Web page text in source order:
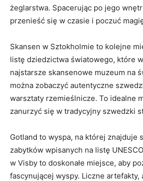
żeglarstwa. Spacerując po jego
przenieść‍ się ⁤w czasie ‌i poczuć​
Skansen w ⁢Sztokholmie​ to⁢ kolejne
listę dziedzictwa światowego,⁣ które
najstarsze skansenowe muzeum na⁣
można⁢ zobaczyć autentyczne
warsztaty rzemieślnicze. To idealne
zanurzyć się⁢ w‌ tradycyjny szwedzki
Gotland to ⁤wyspa, ‌na⁢ której znajduje
zabytków wpisanych na⁢ listę
w⁣ Visby⁢ to doskonałe miejsce, aby⁣
⁢fascynującej wyspy. ​Liczne​